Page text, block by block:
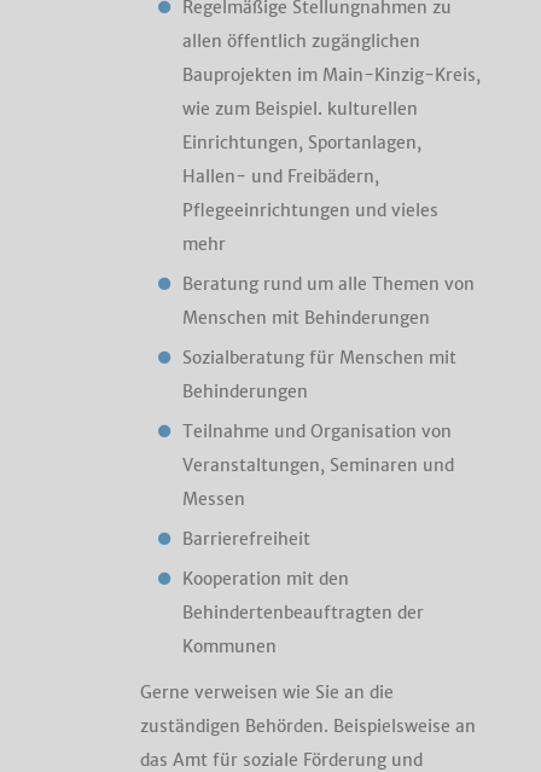
Regelmäßige Stellungnahmen zu
allen öffentlich zugänglichen
Bauprojekten im Main-Kinzig-Kreis,
wie zum Beispiel. kulturellen
Einrichtungen, Sportanlagen,
Hallen- und Freibädern,
Pflegeeinrichtungen und vieles
mehr
Beratung rund um alle Themen von
Menschen mit Behinderungen
Sozialberatung für Menschen mit
Behinderungen
Teilnahme und Organisation von
Veranstaltungen, Seminaren und
Messen
Barrierefreiheit
Kooperation mit den
Behindertenbeauftragten der
Kommunen
Gerne verweisen wie Sie an die
zuständigen Behörden. Beispielsweise an
das Amt für soziale Förderung und